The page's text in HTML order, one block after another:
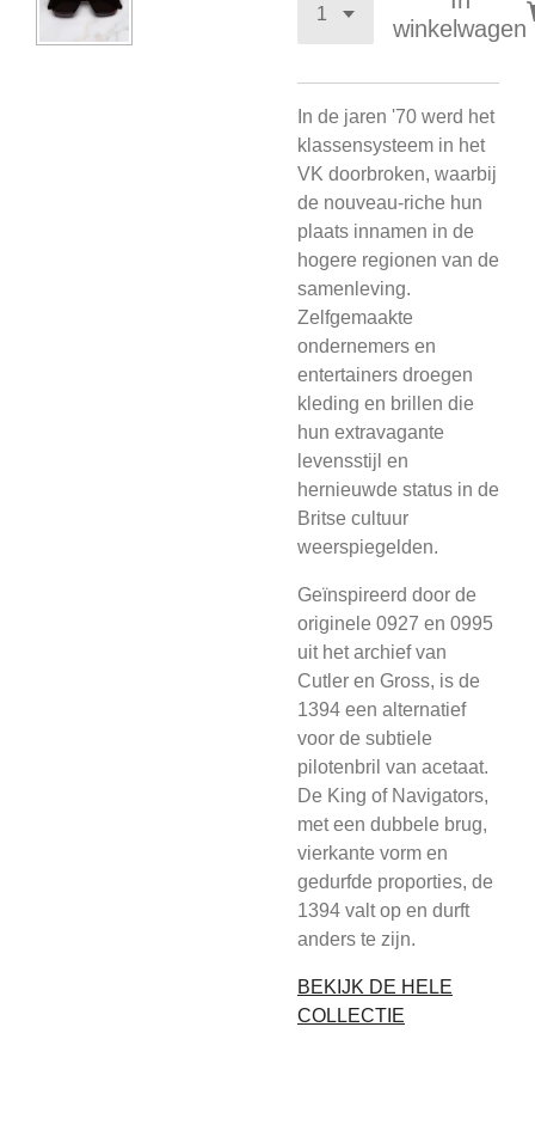
winkelwagen
In de jaren '70 werd het
klassensysteem in het
VK doorbroken, waarbij
de nouveau-riche hun
plaats innamen in de
hogere regionen van de
samenleving.
Zelfgemaakte
ondernemers en
entertainers droegen
kleding en brillen die
hun extravagante
levensstijl en
hernieuwde status in de
Britse cultuur
weerspiegelden.
Geïnspireerd door de
originele 0927 en 0995
uit het archief van
Cutler en Gross, is de
1394 een alternatief
voor de subtiele
pilotenbril van acetaat.
De King of Navigators,
met een dubbele brug,
vierkante vorm en
gedurfde proporties, de
1394 valt op en durft
anders te zijn.
BEKIJK DE HELE
COLLECTIE